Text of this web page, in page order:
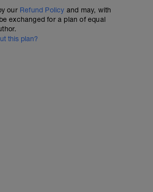
our Refund Policy and may, with
exchanged for a plan of equal
this plan?